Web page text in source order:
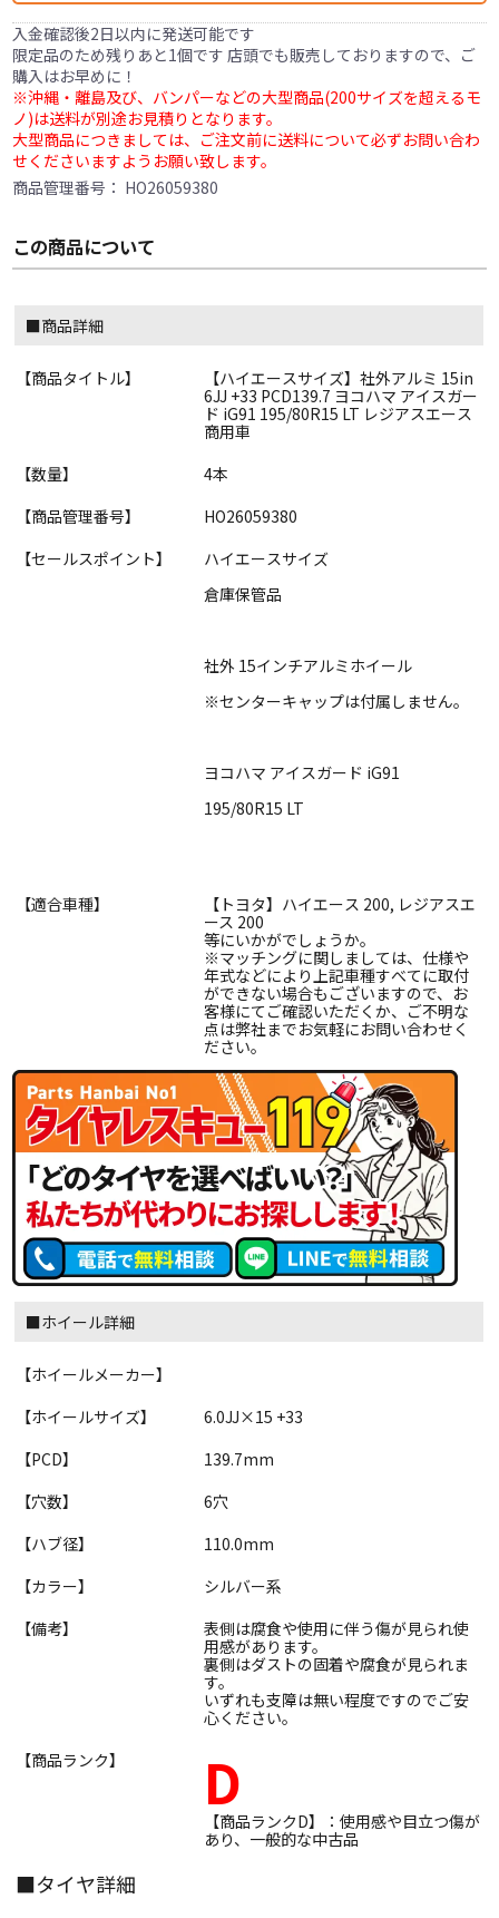
入金確認後2日以内に発送可能です
限定品のため残りあと1個です 店頭でも販売しておりますので、ご
購入はお早めに！
※沖縄・離島及び、バンパーなどの大型商品(200サイズを超えるモ
ノ)は送料が別途お見積りとなります。
大型商品につきましては、ご注文前に送料について必ずお問い合わ
せくださいますようお願い致します。
商品管理番号： HO26059380
この商品について
■商品詳細
【商品タイトル】
【ハイエースサイズ】社外アルミ 15in
6JJ +33 PCD139.7 ヨコハマ アイスガー
ド iG91 195/80R15 LT レジアスエース
商用車
【数量】
4本
【商品管理番号】
HO26059380
【セールスポイント】
ハイエースサイズ
倉庫保管品
社外 15インチアルミホイール
※センターキャップは付属しません。
ヨコハマ アイスガード iG91
195/80R15 LT
【適合車種】
【トヨタ】ハイエース 200, レジアスエ
ース 200
等にいかがでしょうか。
※マッチングに関しましては、仕様や
年式などにより上記車種すべてに取付
ができない場合もございますので、お
客様にてご確認いただくか、ご不明な
点は弊社までお気軽にお問い合わせく
ださい。
■ホイール詳細
【ホイールメーカー】
【ホイールサイズ】
6.0JJ×15 +33
【PCD】
139.7mm
【穴数】
6穴
【ハブ径】
110.0mm
【カラー】
シルバー系
【備考】
表側は腐食や使用に伴う傷が見られ使
用感があります。
裏側はダストの固着や腐食が見られま
す。
いずれも支障は無い程度ですのでご安
心ください。
【商品ランク】
D
【商品ランクD】：使用感や目立つ傷が
あり、一般的な中古品
■タイヤ詳細